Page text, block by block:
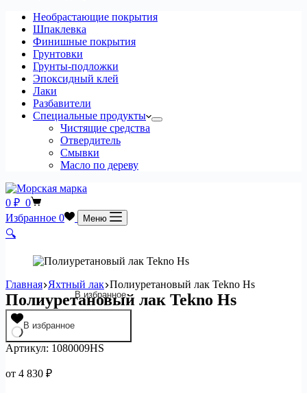
Необрастающие покрытия
Шпаклевка
Финишные покрытия
Грунтовки
Грунты-подложки
Эпоксидный клей
Лаки
Разбавители
Специальные продукты
Чистящие средства
Отвердитель
Смывки
Масло по дереву
Корзина
0 ₽ 0
Избранное 0 Меню
🔍
Главная Яхтный лак Полиуретановый лак Tekno Hs
Полиуретановый лак Tekno Hs
В избранное
В избранное
Артикул: 1080009HS
от 4 830 ₽